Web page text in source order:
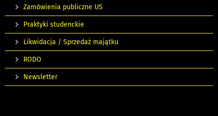
Zamówienia publiczne US
Praktyki studenckie
Likwidacja / Sprzedaż majątku
RODO
Newsletter